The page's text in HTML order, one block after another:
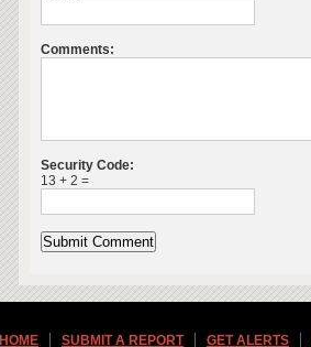
Comments:
Security Code:
13 + 2 =
HOME SUBMIT A REPORT GET ALERTS